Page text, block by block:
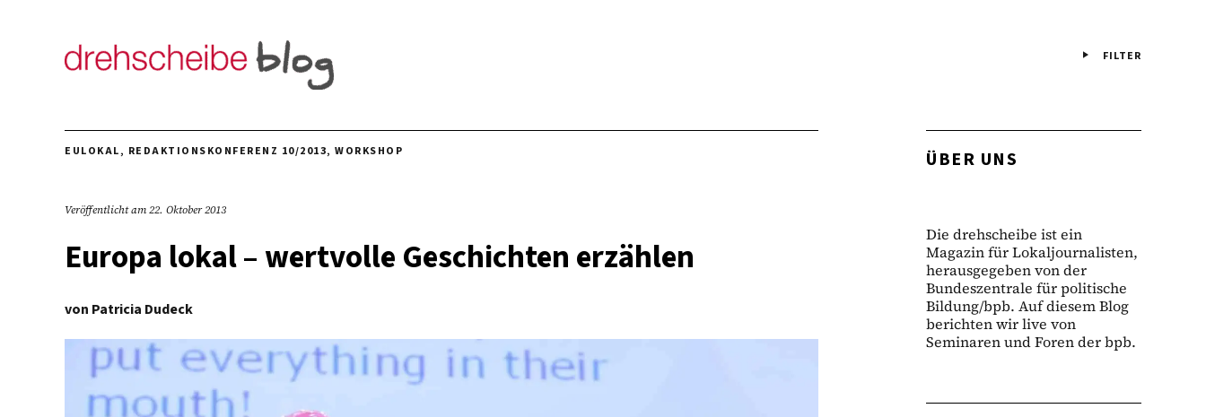
FILTER
EULOKAL, REDAKTIONSKONFERENZ 10/2013, WORKSHOP
Veröffentlicht am22. Oktober 2013
Europa lokal – wertvolle Geschichten erzählen
von Patricia Dudeck
ÜBER UNS
Die drehscheibe ist ein
Magazin für Lokaljournalisten,
herausgegeben von der
Bundeszentrale für politische
Bildung/bpb. Auf diesem Blog
berichten wir live von
Seminaren und Foren der bpb.